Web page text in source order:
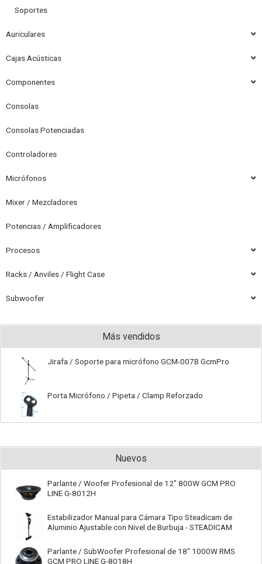
Soportes
Auriculares
Cajas Acústicas
Componentes
Consolas
Consolas Potenciadas
Controladores
Micrófonos
Mixer / Mezcladores
Potencias / Amplificadores
Procesos
Racks / Anviles / Flight Case
Subwoofer
Más vendidos
Jirafa / Soporte para micrófono GCM-007B GcmPro
Porta Micrófono / Pipeta / Clamp Reforzado
Nuevos
Parlante / Woofer Profesional de 12" 800W GCM PRO
LINE G-8012H
Estabilizador Manual para Cámara Tipo Steadicam de
Aluminio Ajustable con Nivel de Burbuja - STEADICAM
Parlante / SubWoofer Profesional de 18" 1000W RMS
GCM PRO LINE G-8018H